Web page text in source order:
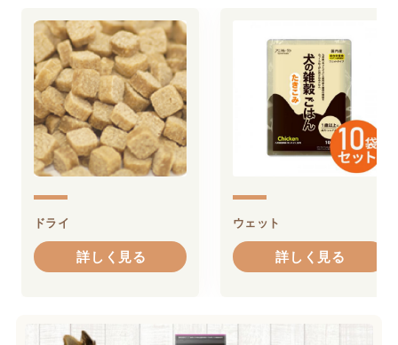
ドライ
詳しく見る
ウェット
詳しく見る